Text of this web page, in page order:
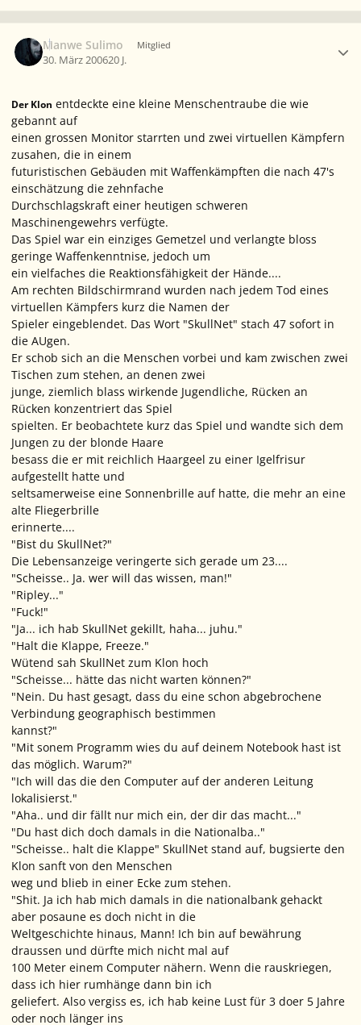
Manwe Sulimo Mitglied
30. März 200620 J.
Der Klon entdeckte eine kleine Menschentraube die wie
gebannt auf
einen grossen Monitor starrten und zwei virtuellen Kämpfern
zusahen, die in einem
futuristischen Gebäuden mit Waffenkämpften die nach 47's
einschätzung die zehnfache
Durchschlagskraft einer heutigen schweren
Maschinengewehrs verfügte.
Das Spiel war ein einziges Gemetzel und verlangte bloss
geringe Waffenkenntnise, jedoch um
ein vielfaches die Reaktionsfähigkeit der Hände....
Am rechten Bildschirmrand wurden nach jedem Tod eines
virtuellen Kämpfers kurz die Namen der
Spieler eingeblendet. Das Wort "SkullNet" stach 47 sofort in
die AUgen.
Er schob sich an die Menschen vorbei und kam zwischen zwei
Tischen zum stehen, an denen zwei
junge, ziemlich blass wirkende Jugendliche, Rücken an
Rücken konzentriert das Spiel
spielten. Er beobachtete kurz das Spiel und wandte sich dem
Jungen zu der blonde Haare
besass die er mit reichlich Haargeel zu einer Igelfrisur
aufgestellt hatte und
seltsamerweise eine Sonnenbrille auf hatte, die mehr an eine
alte Fliegerbrille
erinnerte....
"Bist du SkullNet?"
Die Lebensanzeige veringerte sich gerade um 23....
"Scheisse.. Ja. wer will das wissen, man!"
"Ripley..."
"Fuck!"
"Ja... ich hab SkullNet gekillt, haha... juhu."
"Halt die Klappe, Freeze."
Wütend sah SkullNet zum Klon hoch
"Scheisse... hätte das nicht warten können?"
"Nein. Du hast gesagt, dass du eine schon abgebrochene
Verbindung geographisch bestimmen
kannst?"
"Mit sonem Programm wies du auf deinem Notebook hast ist
das möglich. Warum?"
"Ich will das die den Computer auf der anderen Leitung
lokalisierst."
"Aha.. und dir fällt nur mich ein, der dir das macht..."
"Du hast dich doch damals in die Nationalba.."
"Scheisse.. halt die Klappe" SkullNet stand auf, bugsierte den
Klon sanft von den Menschen
weg und blieb in einer Ecke zum stehen.
"Shit. Ja ich hab mich damals in die nationalbank gehackt
aber posaune es doch nicht in die
Weltgeschichte hinaus, Mann! Ich bin auf bewährung
draussen und dürfte mich nicht mal auf
100 Meter einem Computer nähern. Wenn die rauskriegen,
dass ich hier rumhänge dann bin ich
geliefert. Also vergiss es, ich hab keine Lust für 3 doer 5 Jahre
oder noch länger ins